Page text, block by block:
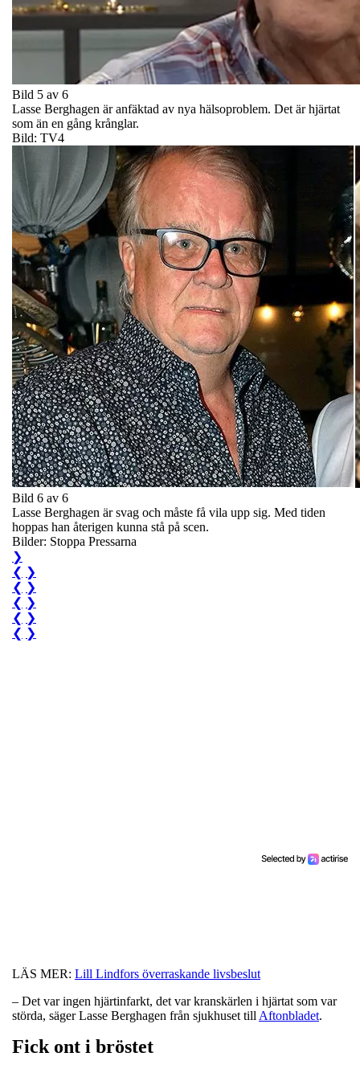
Bild 5 av 6
Lasse Berghagen är anfäktad av nya hälsoproblem. Det är hjärtat
som än en gång krånglar.
Bild: TV4
Bild 6 av 6
Lasse Berghagen är svag och måste få vila upp sig. Med tiden
hoppas han återigen kunna stå på scen.
Bilder: Stoppa Pressarna
❯
❮ ❯
❮ ❯
❮ ❯
❮ ❯
❮ ❯
LÄS MER: Lill Lindfors överraskande livsbeslut
– Det var ingen hjärtinfarkt, det var kranskärlen i hjärtat som var
störda, säger Lasse Berghagen från sjukhuset till Aftonbladet.
Fick ont i bröstet